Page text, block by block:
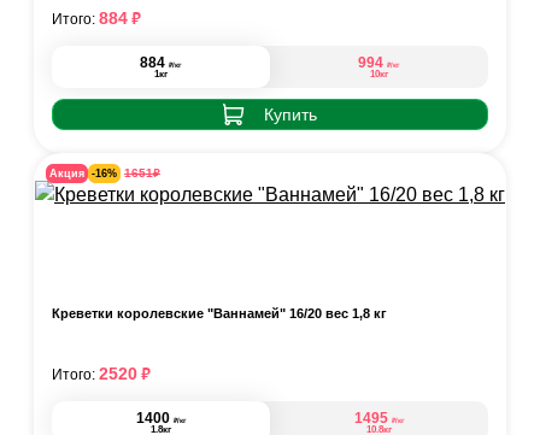
884 ₽/кг
1кг
994 ₽/кг
10кг
Купить
Итого: 884₽
Акция -16% 1651₽
Креветки королевские "Ваннамей" 16/20 вес 1,8 кг
1400 ₽/кг
1.8кг
1495 ₽/кг
10.8кг
Итого: 2520₽